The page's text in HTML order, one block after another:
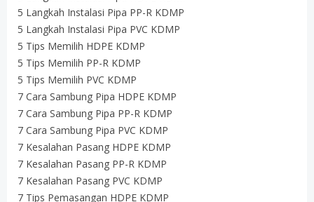
5 Langkah Instalasi Pipa PP-R KDMP
5 Langkah Instalasi Pipa PVC KDMP
5 Tips Memilih HDPE KDMP
5 Tips Memilih PP-R KDMP
5 Tips Memilih PVC KDMP
7 Cara Sambung Pipa HDPE KDMP
7 Cara Sambung Pipa PP-R KDMP
7 Cara Sambung Pipa PVC KDMP
7 Kesalahan Pasang HDPE KDMP
7 Kesalahan Pasang PP-R KDMP
7 Kesalahan Pasang PVC KDMP
7 Tips Pemasangan HDPE KDMP